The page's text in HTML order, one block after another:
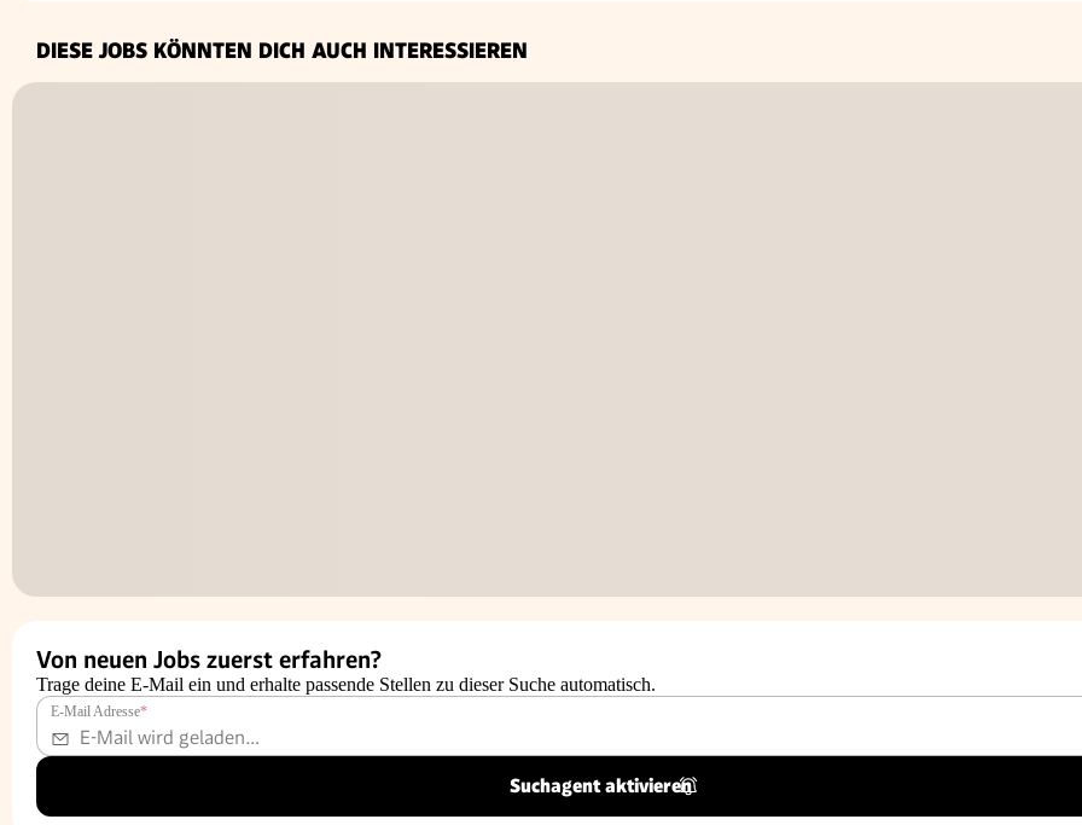
DIESE JOBS KÖNNTEN DICH AUCH INTERESSIEREN
Von neuen Jobs zuerst erfahren?
Trage deine E-Mail ein und erhalte passende Stellen zu dieser Suche automatisch.
E-Mail Adresse*
Suchagent aktivieren